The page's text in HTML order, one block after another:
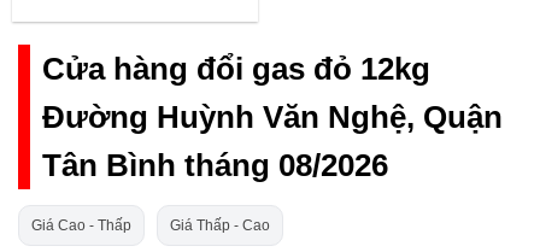
Cửa hàng đổi gas đỏ 12kg
Đường Huỳnh Văn Nghệ, Quận
Tân Bình tháng 08/2026
Giá Cao - Thấp Giá Thấp - Cao